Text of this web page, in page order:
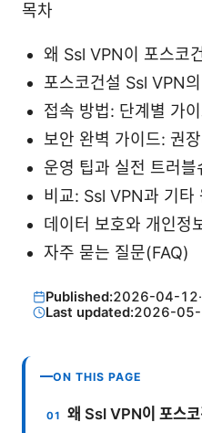
목차
왜 Ssl VPN이 포스코
포스코건설 Ssl VPN
접속 방법: 단계별 가
보안 완벽 가이드: 권
운영 팁과 실전 트러블
비교: Ssl VPN과 기타
데이터 보호와 개인정
자주 묻는 질문(FAQ)
Published:2026-04-12·
Last updated:2026-
ON THIS PAGE
왜 Ssl VPN이 포스